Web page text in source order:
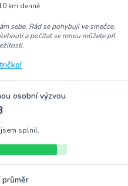
km denně
sebe. Rád se pohybuji ve smečce,
a počítat se mnou můžete při
osobní výzvou
splnil.
průměr